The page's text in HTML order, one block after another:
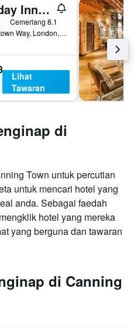
Holiday Inn Express London-Royal Docks, Docklands By IHG
Cemerlang 8.1
1 Silvertown Way, London, United Kingdom
Lihat
Tawaran
di
Town untuk percutian
untuk mencari hotel yang
anda. Sebagai faedah
hotel yang mereka
yang berguna dan tawaran
di Canning